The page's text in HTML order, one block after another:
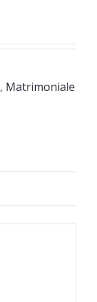
, Matrimoniale